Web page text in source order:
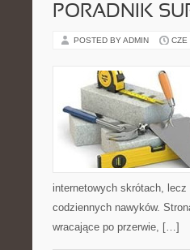
PORADNIK
POSTED BY ADMIN CZE
internetowych skrótach,
codziennych nawyków.
wracające po przerwie, […]